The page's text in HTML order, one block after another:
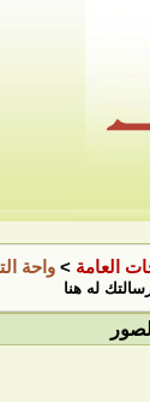
العامة > واحة
له هنا